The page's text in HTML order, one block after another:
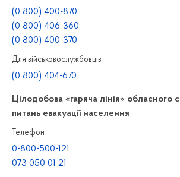
(0 800) 400-870
(0 800) 406-360
(0 800) 400-370
Для військовослужбовців
(0 800) 404-670
Цілодобова «гаряча лінія» обласного
питань евакуації населення
Телефон
0-800-500-121
073 050 01 21